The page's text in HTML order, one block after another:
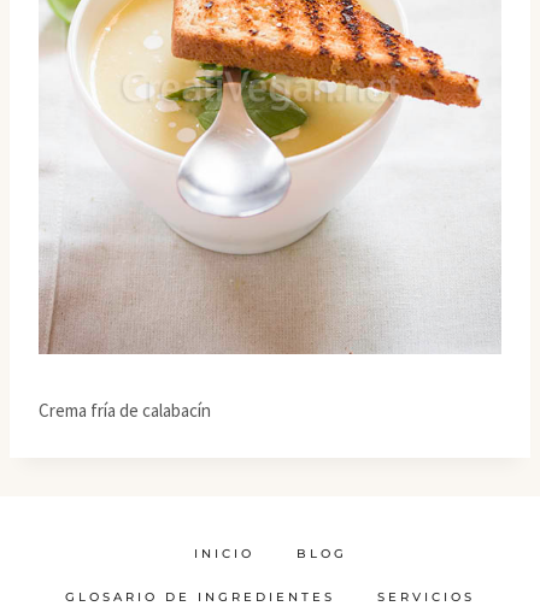
Crema fría de calabacín
INICIO BLOG
GLOSARIO DE INGREDIENTES SERVICIOS